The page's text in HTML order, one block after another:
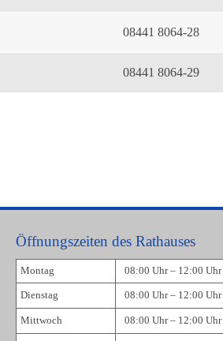
08441 8064-28
08441 8064-29
Öffnungszeiten des Rathauses
Montag 08:00 Uhr – 12:00 Uhr
Dienstag 08:00 Uhr – 12:00 Uhr
Mittwoch 08:00 Uhr – 12:00 Uhr